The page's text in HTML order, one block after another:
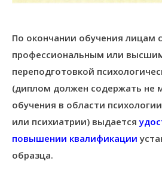
По окончании обучения лицам
профессиональным или
переподготовкой
(диплом должен содержать не
обучения в области
или психиатрии) выдается
повышении квалификации
образца.